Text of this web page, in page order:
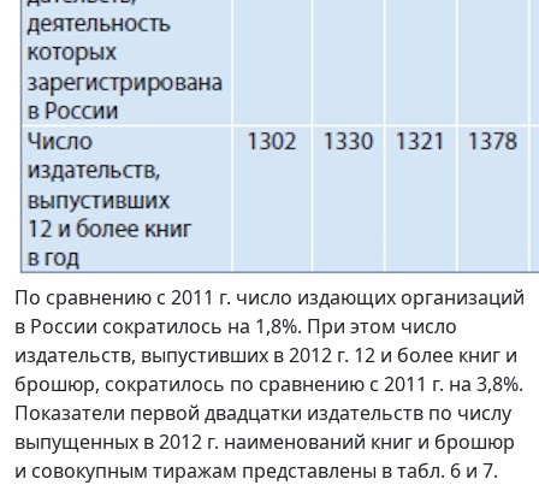
По сравнению с 2011 г. число издающих организаций
в России сократилось на 1,8%. При этом число
издательств, выпустивших в 2012 г. 12 и более книг и
брошюр, сократилось по сравнению с 2011 г. на 3,8%.
Показатели первой двадцатки издательств по числу
выпущенных в 2012 г. наименований книг и брошюр
и совокупным тиражам представлены в табл. 6 и 7.